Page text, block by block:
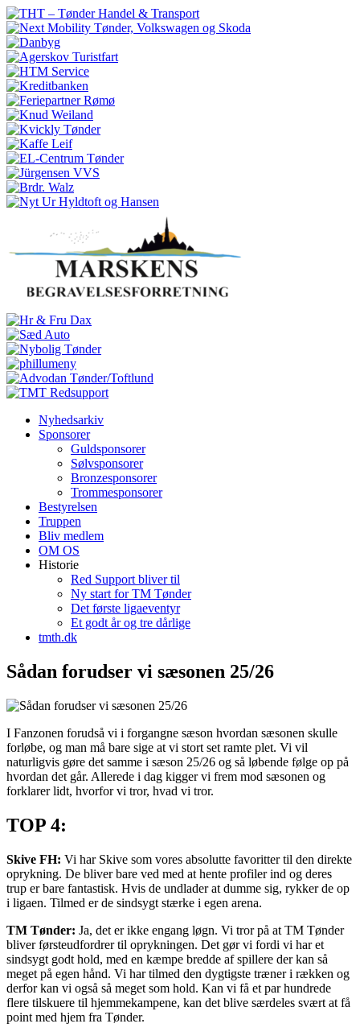
Nyhedsarkiv
Sponsorer
Guldsponsorer
Sølvsponsorer
Bronzesponsorer
Trommesponsorer
Bestyrelsen
Truppen
Bliv medlem
OM OS
Historie
Red Support bliver til
Ny start for TM Tønder
Det første ligaeventyr
Et godt år og tre dårlige
tmth.dk
Sådan forudser vi sæsonen 25/26
I Fanzonen forudså vi i forgangne sæson hvordan sæsonen skulle
forløbe, og man må bare sige at vi stort set ramte plet. Vi vil
naturligvis gøre det samme i sæson 25/26 og så løbende følge op på
hvordan det går. Allerede i dag kigger vi frem mod sæsonen og
forklarer lidt, hvorfor vi tror, hvad vi tror.
TOP 4:
Skive FH: Vi har Skive som vores absolutte favoritter til den direkte
oprykning. De bliver bare ved med at hente profiler ind og deres
trup er bare fantastisk. Hvis de undlader at dumme sig, rykker de op
i ligaen. Tilmed er de sindsygt stærke i egen arena.
TM Tønder: Ja, det er ikke engang løgn. Vi tror på at TM Tønder
bliver førsteudfordrer til oprykningen. Det gør vi fordi vi har et
sindsygt godt hold, med en kæmpe bredde af spillere der kan så
meget på egen hånd. Vi har tilmed den dygtigste træner i rækken og
derfor kan vi også så meget som hold. Kan vi få et par hundrede
flere tilskuere til hjemmekampene, kan det blive særdeles svært at få
point med hjem fra Tønder.